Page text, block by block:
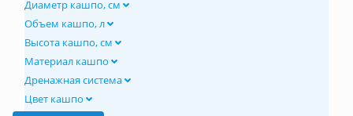
Диаметр кашпо, см
Объем кашпо, л
Высота кашпо, см
Материал кашпо
Дренажная система
Цвет кашпо